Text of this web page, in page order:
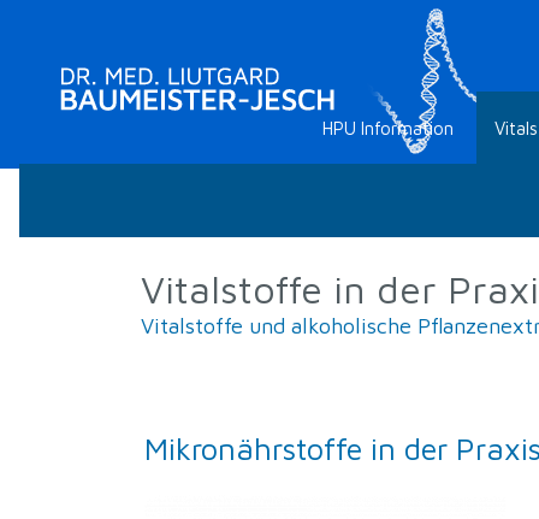
HPU Information
Vitalstoffe in der
Vitalstoffe und alkoholische
Mikronährstoffe in der